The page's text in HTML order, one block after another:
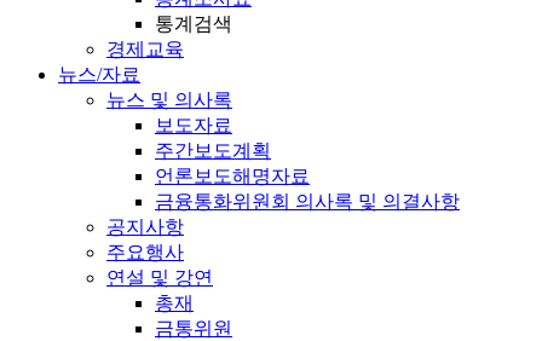
통계검색
경제교육
뉴스/자료
뉴스 및 의사록
보도자료
주간보도계획
언론보도해명자료
금융통화위원회 의사록 및 의결사항
공지사항
주요행사
연설 및 강연
총재
금통위원